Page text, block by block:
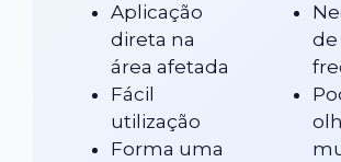
Aplicação
direta na
área afetada
Fácil
utilização
Forma uma
de